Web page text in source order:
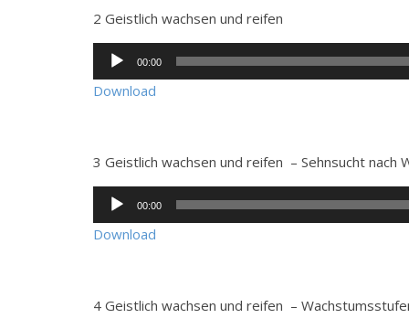
2 Geistlich wachsen und reifen
Audio-
Player
00:00
Download
3 Geistlich wachsen und reifen – Sehnsucht nach
Audio-
Player
00:00
Download
4 Geistlich wachsen und reifen –